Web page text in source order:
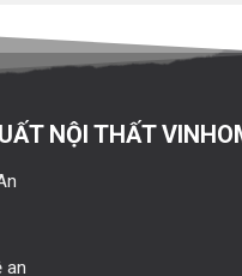
NỘI THẤT
an